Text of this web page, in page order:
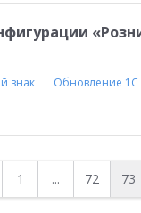
знак Обновление 1С
1 ... 72 73